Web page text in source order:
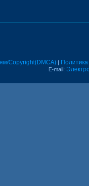
Copyright(DMCA) |
E-mail: